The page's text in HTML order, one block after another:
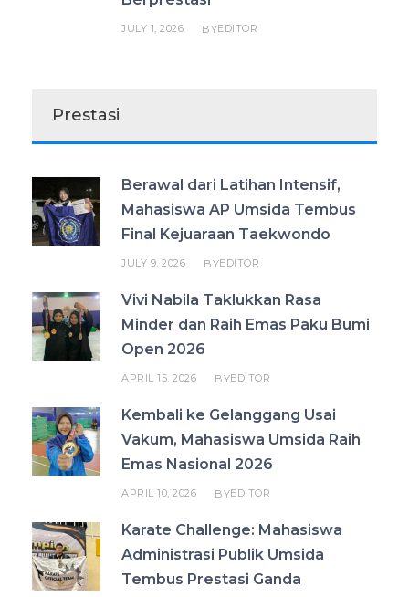
JULY 1, 2026 BYEDITOR
Prestasi
Berawal dari Latihan Intensif,
Mahasiswa AP Umsida Tembus
Final Kejuaraan Taekwondo
JULY 9, 2026 BYEDITOR
Vivi Nabila Taklukkan Rasa
Minder dan Raih Emas Paku Bumi
Open 2026
APRIL 15, 2026 BYEDITOR
Kembali ke Gelanggang Usai
Vakum, Mahasiswa Umsida Raih
Emas Nasional 2026
APRIL 10, 2026 BYEDITOR
Karate Challenge: Mahasiswa
Administrasi Publik Umsida
Tembus Prestasi Ganda